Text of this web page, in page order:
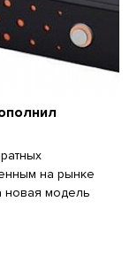
на рынке
новая модель